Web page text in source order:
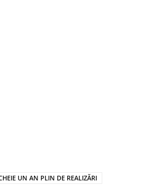
UN AN PLIN DE REALIZĂRI